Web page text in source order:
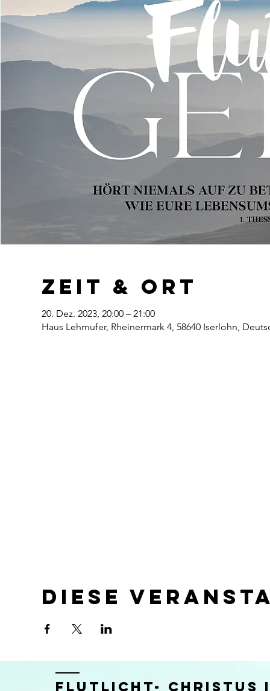
Zeit & Ort
20. Dez. 2023, 20:00 – 21:00
Haus Lehmufer, Rheinermark 4, 58640 Iserlohn,
Diese
FLUTLICHT- CHRISTUS